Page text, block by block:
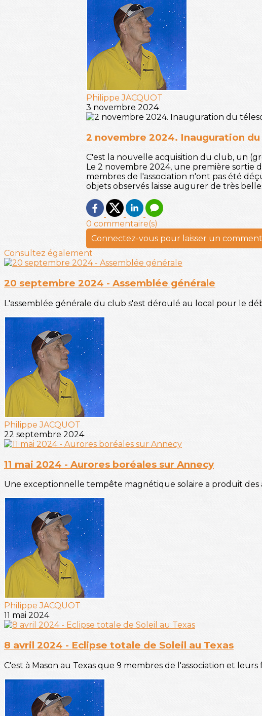
Philippe JACQUOT
3 novembre 2024
2 novembre 2024. Inauguration
C'est la nouvelle acquisition du club, un
Le 2 novembre 2024, une première sortie
membres de l'association n'ont pas été
objets observés laisse augurer de très
0 commentaire(s)
Connectez-vous pour laisser un
Consultez également
20 septembre 2024 - Assemblée générale
L'assemblée générale du club s'est déroulé au local pour le
Philippe JACQUOT
22 septembre 2024
11 mai 2024 - Aurores boréales sur Annecy
Une exceptionnelle tempête magnétique solaire a produit des
Philippe JACQUOT
11 mai 2024
8 avril 2024 - Eclipse totale de Soleil au Texas
C'est à Mason au Texas que 9 membres de l'association et